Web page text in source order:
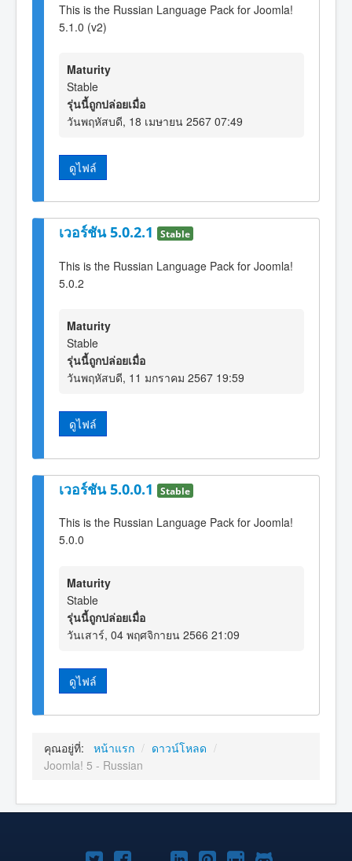
This is the Russian Language Pack for Joomla!
5.1.0 (v2)
Maturity
Stable
รุ่นนี้ถูกปล่อยเมื่อ
วันพฤหัสบดี, 18 เมษายน 2567 07:49
ดูไฟล์
เวอร์ชัน 5.0.2.1 Stable
This is the Russian Language Pack for Joomla!
5.0.2
Maturity
Stable
รุ่นนี้ถูกปล่อยเมื่อ
วันพฤหัสบดี, 11 มกราคม 2567 19:59
ดูไฟล์
เวอร์ชัน 5.0.0.1 Stable
This is the Russian Language Pack for Joomla!
5.0.0
Maturity
Stable
รุ่นนี้ถูกปล่อยเมื่อ
วันเสาร์, 04 พฤศจิกายน 2566 21:09
ดูไฟล์
คุณอยู่ที่: หน้าแรก / ดาวน์โหลด /
Joomla! 5 - Russian